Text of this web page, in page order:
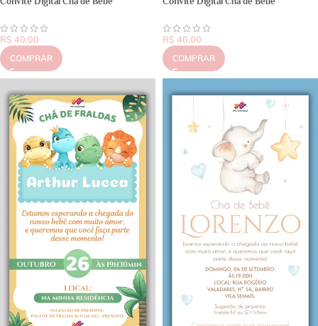
R$ 40,00
COMPRAR
R$ 40,00
COMPRAR